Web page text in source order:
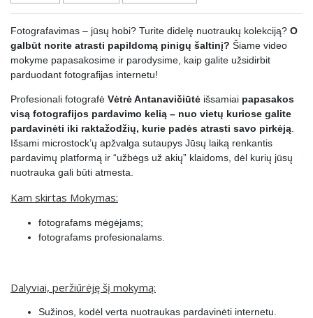
13. Registracija 0:02:48
14. Shutterstock interfeisas 0:03:54
16. Reikalavimai fotografijoms 0:00:10
17. Ką galima ir ko negalima fotografuoti? 0:11:56
18. Techniniai nuotraukų reikalavimai 0:07:31
21. Nuotraukos aprašymo reikalavimai
23. Statistinės programos
24. Bendra reikalinga techninė bazė 0:09:20
Fotografavimas – jūsų hobi? Turite didelę nuotraukų kolekciją? O
galbūt norite atrasti papildomą pinigų šaltinį? Šiame video
mokyme papasakosime ir parodysime, kaip galite užsidirbit
parduodant fotografijas internetu!
Profesionali fotografė Vėtrė Antanavičiūtė išsamiai papasakos
visą fotografijos pardavimo kelią – nuo vietų kuriose galite
pardavinėti iki raktažodžių, kurie padės atrasti savo pirkėją
Išsami microstock’ų apžvalga sutaupys Jūsų laiką renkantis
pardavimų platformą ir “užbėgs už akių” klaidoms, dėl kurių jūsų
nuotrauka gali būti atmesta.
Kam skirtas Mokymas:
fotografams mėgėjams;
fotografams profesionalams.
Dalyviai, peržiūrėję šį mokymą:
Sužinos, kodėl verta nuotraukas pardavinėti internetu.